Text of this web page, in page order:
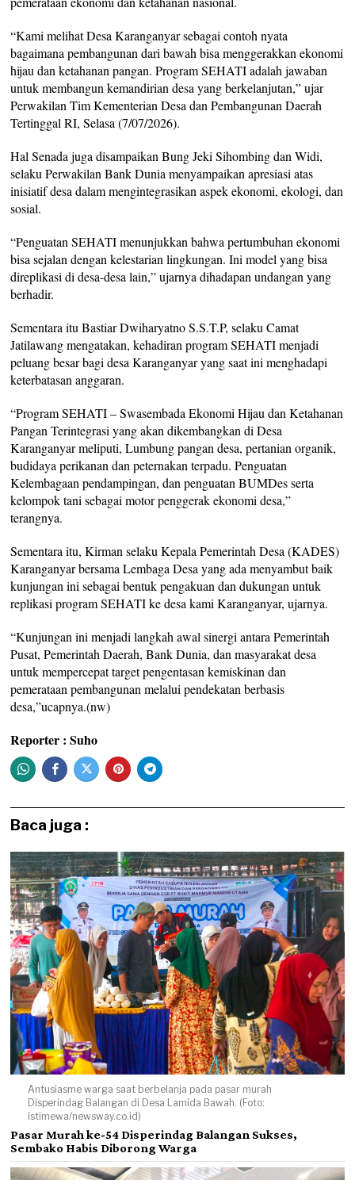
“Kami melihat Desa Karanganyar sebagai contoh nyata
bagaimana pembangunan dari bawah bisa menggerakkan ekonomi
hijau dan ketahanan pangan. Program SEHATI adalah jawaban
untuk membangun kemandirian desa yang berkelanjutan,” ujar
Perwakilan Tim Kementerian Desa dan Pembangunan Daerah
Tertinggal RI, Selasa (7/07/2026).
Hal Senada juga disampaikan Bung Jeki Sihombing dan Widi,
selaku Perwakilan Bank Dunia menyampaikan apresiasi atas
inisiatif desa dalam mengintegrasikan aspek ekonomi, ekologi, dan
sosial.
“Penguatan SEHATI menunjukkan bahwa pertumbuhan ekonomi
bisa sejalan dengan kelestarian lingkungan. Ini model yang bisa
direplikasi di desa-desa lain,” ujarnya dihadapan undangan yang
berhadir.
Sementara itu Bastiar Dwiharyatno S.S.T.P, selaku Camat
Jatilawang mengatakan, kehadiran program SEHATI menjadi
peluang besar bagi desa Karanganyar yang saat ini menghadapi
keterbatasan anggaran.
“Program SEHATI – Swasembada Ekonomi Hijau dan Ketahanan
Pangan Terintegrasi yang akan dikembangkan di Desa
Karanganyar meliputi, Lumbung pangan desa, pertanian organik,
budidaya perikanan dan peternakan terpadu. Penguatan
Kelembagaan pendampingan, dan penguatan BUMDes serta
kelompok tani sebagai motor penggerak ekonomi desa,”
terangnya.
Sementara itu, Kirman selaku Kepala Pemerintah Desa (KADES)
Karanganyar bersama Lembaga Desa yang ada menyambut baik
kunjungan ini sebagai bentuk pengakuan dan dukungan untuk
replikasi program SEHATI ke desa kami Karanganyar, ujarnya.
“Kunjungan ini menjadi langkah awal sinergi antara Pemerintah
Pusat, Pemerintah Daerah, Bank Dunia, dan masyarakat desa
untuk mempercepat target pengentasan kemiskinan dan
pemerataan pembangunan melalui pendekatan berbasis
desa,”ucapnya.(nw)
Reporter : Suho
Baca juga :
Antusiasme warga saat berbelanja pada pasar murah
Disperindag Balangan di Desa Lamida Bawah. (Foto:
istimewa/newsway.co.id)
Pasar Murah ke-54 Disperindag Balangan Sukses,
Sembako Habis Diborong Warga